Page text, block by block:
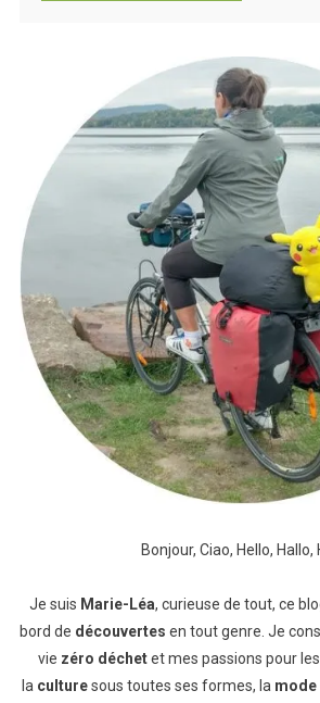
Bonjour, Ciao, Hello, Hallo,
Je suis Marie-Léa, curieuse de tout, ce
bord de découvertes en tout genre. Je
vie zéro déchetet mes passions pour les
la culturesous toutes ses formes, la mode